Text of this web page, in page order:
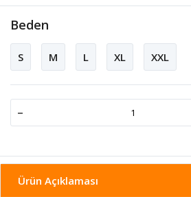
Beden
S M L XL XXL
-
Ürün Açıklaması